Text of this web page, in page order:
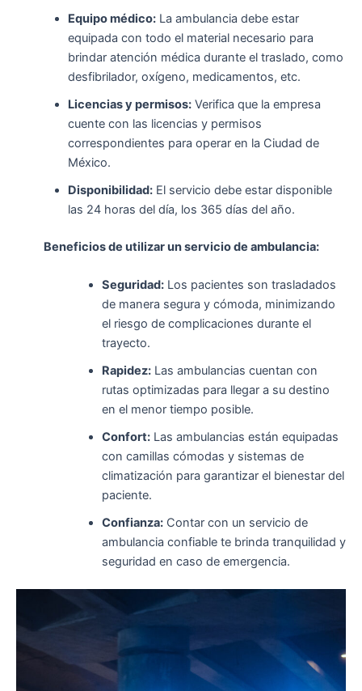
Equipo médico:La ambulancia debe estar
equipada con todo el material necesario para
brindar atención médica durante el traslado, como
desfibrilador, oxígeno, medicamentos, etc.
Licencias y permisos:Verifica que la empresa
cuente con las licencias y permisos
correspondientes para operar en la Ciudad de
México.
Disponibilidad:El servicio debe estar disponible
las 24 horas del día, los 365 días del año.
Beneficios de utilizar un servicio de ambulancia:
Seguridad:Los pacientes son trasladados
de manera segura y cómoda, minimizando
el riesgo de complicaciones durante el
trayecto.
Rapidez:Las ambulancias cuentan con
rutas optimizadas para llegar a su destino
en el menor tiempo posible.
Confort:Las ambulancias están equipadas
con camillas cómodas y sistemas de
climatización para garantizar el bienestar del
paciente.
Confianza:Contar con un servicio de
ambulancia confiable te brinda tranquilidad y
seguridad en caso de emergencia.